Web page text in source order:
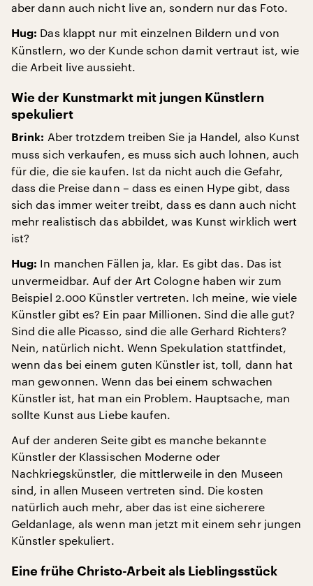
aber dann auch nicht live an, sondern nur das Foto.
Hug: Das klappt nur mit einzelnen Bildern und von
Künstlern, wo der Kunde schon damit vertraut ist, wie
die Arbeit live aussieht.
Wie der Kunstmarkt mit jungen Künstlern
spekuliert
Brink: Aber trotzdem treiben Sie ja Handel, also Kunst
muss sich verkaufen, es muss sich auch lohnen, auch
für die, die sie kaufen. Ist da nicht auch die Gefahr,
dass die Preise dann – dass es einen Hype gibt, dass
sich das immer weiter treibt, dass es dann auch nicht
mehr realistisch das abbildet, was Kunst wirklich wert
ist?
Hug: In manchen Fällen ja, klar. Es gibt das. Das ist
unvermeidbar. Auf der Art Cologne haben wir zum
Beispiel 2.000 Künstler vertreten. Ich meine, wie viele
Künstler gibt es? Ein paar Millionen. Sind die alle gut?
Sind die alle Picasso, sind die alle Gerhard Richters?
Nein, natürlich nicht. Wenn Spekulation stattfindet,
wenn das bei einem guten Künstler ist, toll, dann hat
man gewonnen. Wenn das bei einem schwachen
Künstler ist, hat man ein Problem. Hauptsache, man
sollte Kunst aus Liebe kaufen.
Auf der anderen Seite gibt es manche bekannte
Künstler der Klassischen Moderne oder
Nachkriegskünstler, die mittlerweile in den Museen
sind, in allen Museen vertreten sind. Die kosten
natürlich auch mehr, aber das ist eine sicherere
Geldanlage, als wenn man jetzt mit einem sehr jungen
Künstler spekuliert.
Eine frühe Christo-Arbeit als Lieblingsstück